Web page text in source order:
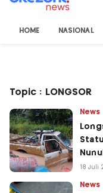
HOME NASIONAL
Topic : LONGSOR
News
18 Juli
News